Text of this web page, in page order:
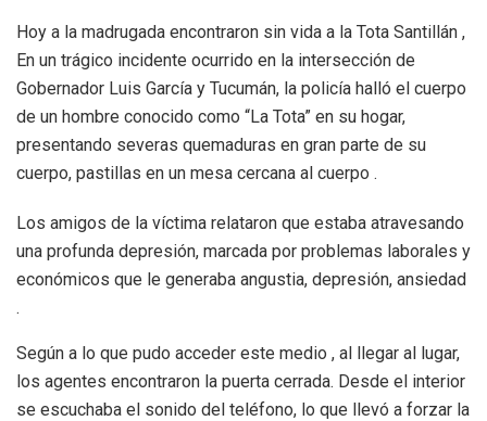
Hoy a la madrugada encontraron sin vida a la Tota Santillán ,
En un trágico incidente ocurrido en la intersección de
Gobernador Luis García y Tucumán, la policía halló el cuerpo
de un hombre conocido como “La Tota” en su hogar,
presentando severas quemaduras en gran parte de su
cuerpo, pastillas en un mesa cercana al cuerpo .
Los amigos de la víctima relataron que estaba atravesando
una profunda depresión, marcada por problemas laborales y
económicos que le generaba angustia, depresión, ansiedad
.
Según a lo que pudo acceder este medio , al llegar al lugar,
los agentes encontraron la puerta cerrada. Desde el interior
se escuchaba el sonido del teléfono, lo que llevó a forzar la